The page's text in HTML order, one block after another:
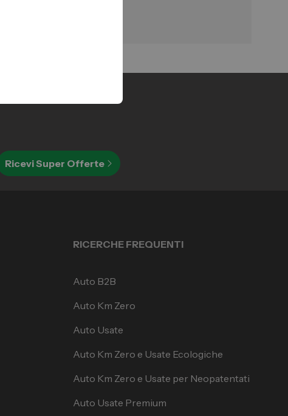
Ricevi Super Offerte
RICERCHE FREQUENTI
Auto B2B
Auto Km Zero
Auto Usate
Auto Km Zero e Usate Ecologiche
Auto Km Zero e Usate per Neopatentati
Auto Usate Premium